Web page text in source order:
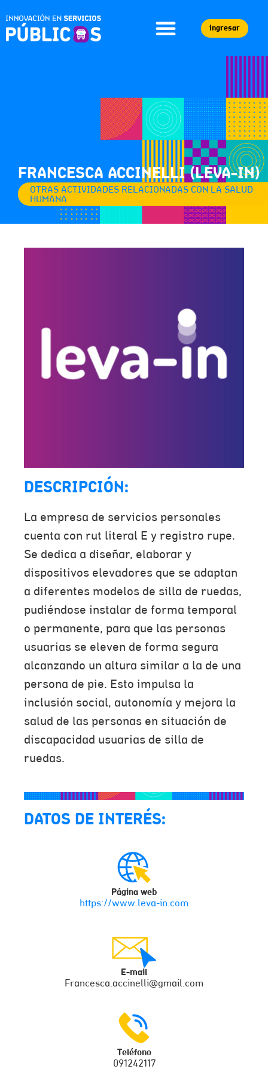
ingresar
FRANCESCA ACCINELLI (LEVA-IN)
OTRAS ACTIVIDADES RELACIONADAS CON LA SALUD
HUMANA
DESCRIPCIÓN:
La empresa de servicios personales
cuenta con rut literal E y registro rupe.
Se dedica a diseñar, elaborar y
dispositivos elevadores que se adaptan
a diferentes modelos de silla de ruedas,
pudiéndose instalar de forma temporal
o permanente, para que las personas
usuarias se eleven de forma segura
alcanzando un altura similar a la de una
persona de pie. Esto impulsa la
inclusión social, autonomía y mejora la
salud de las personas en situación de
discapacidad usuarias de silla de
ruedas.
DATOS DE INTERÉS:
Página web
https://www.leva-in.com
E-mail
Francesca.accinelli@gmail.com
Teléfono
091242117